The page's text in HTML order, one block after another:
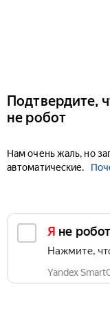
Подтвердите,
не робот
Нам очень жаль, но
автоматические.
Я не робот
Нажмите,
Yandex